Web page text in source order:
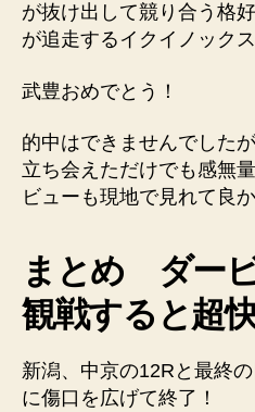
が抜け出して競り合う格
が追走するイクイノック
武豊おめでとう！
的中はできませんでした
立ち会えただけでも感無
ビューも現地で見れて良か
まとめ ダー
観戦すると超
新潟、中京の12Rと最終
に傷口を広げて終了！